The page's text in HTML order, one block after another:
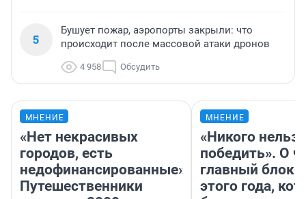
5
Бушует пожар, аэропорты закрыли: что
происходит после массовой атаки дронов
4 958 Обсудить
МНЕНИЕ
«Нет некрасивых
городов, есть
недофинансированные».
Путешественники
МНЕНИЕ
«Никого нельзя
победить». О
главный
этого года,